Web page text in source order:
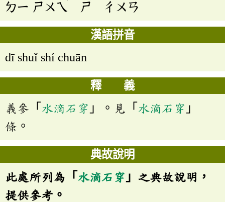
ㄉㄧ ㄕㄨㄟ ㄕ ㄔㄨㄢ
漢語拼音
dī shuǐ shí chuān
釋 義
義參「 水滴石穿 」。見「 水滴石穿 」
條。
典故說明
此處所列為「 水滴石穿 」之典故說明，
提供參考。